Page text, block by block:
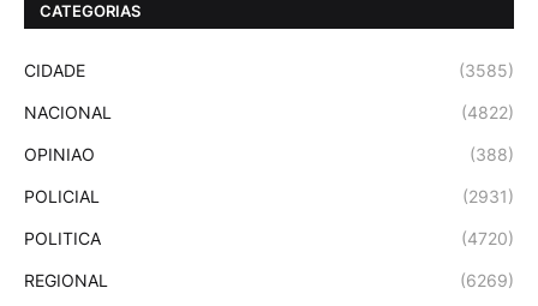
CATEGORIAS
CIDADE (3585)
NACIONAL (4822)
OPINIAO (388)
POLICIAL (2931)
POLITICA (4720)
REGIONAL (6269)